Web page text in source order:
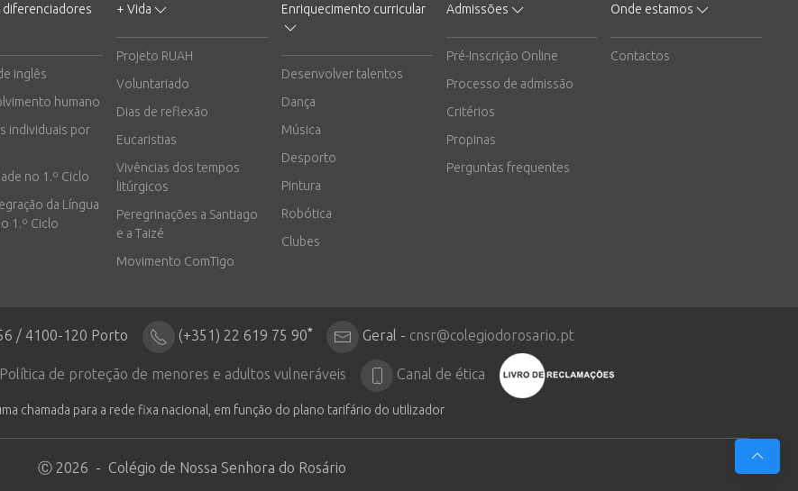
inglês
humano
individuais por
no 1.º Ciclo
da Língua
1.º Ciclo
+ Vida
Projeto RUAH
Voluntariado
Dias de reflexão
Eucaristias
Vivências dos tempos
litúrgicos
Peregrinações a Santiago
e a Taizé
Movimento ComTigo
Enriquecimento curricular
Desenvolver talentos
Dança
Música
Desporto
Pintura
Robótica
Clubes
Admissões
Pré-Inscrição Online
Processo de admissão
Critérios
Propinas
Perguntas frequentes
Onde estamos
Contactos
/ 4100-120 Porto (+351) 22 619 75 90* Geral - cnsr@colegiodorosario.pt
Política de proteção de menores e adultos vulneráveis Canal de ética
chamada para a rede fixa nacional, em função do plano tarifário do utilizador
Ⓒ 2026 - Colégio de Nossa Senhora do Rosário